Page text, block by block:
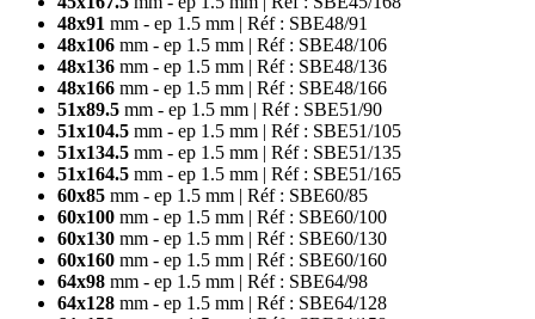
48x91 mm - ep 1.5 mm | Réf : SBE48/91
48x106 mm - ep 1.5 mm | Réf : SBE48/106
48x136 mm - ep 1.5 mm | Réf : SBE48/136
48x166 mm - ep 1.5 mm | Réf : SBE48/166
51x89.5 mm - ep 1.5 mm | Réf : SBE51/90
51x104.5 mm - ep 1.5 mm | Réf : SBE51/105
51x134.5 mm - ep 1.5 mm | Réf : SBE51/135
51x164.5 mm - ep 1.5 mm | Réf : SBE51/165
60x85 mm - ep 1.5 mm | Réf : SBE60/85
60x100 mm - ep 1.5 mm | Réf : SBE60/100
60x130 mm - ep 1.5 mm | Réf : SBE60/130
60x160 mm - ep 1.5 mm | Réf : SBE60/160
64x98 mm - ep 1.5 mm | Réf : SBE64/98
64x128 mm - ep 1.5 mm | Réf : SBE64/128